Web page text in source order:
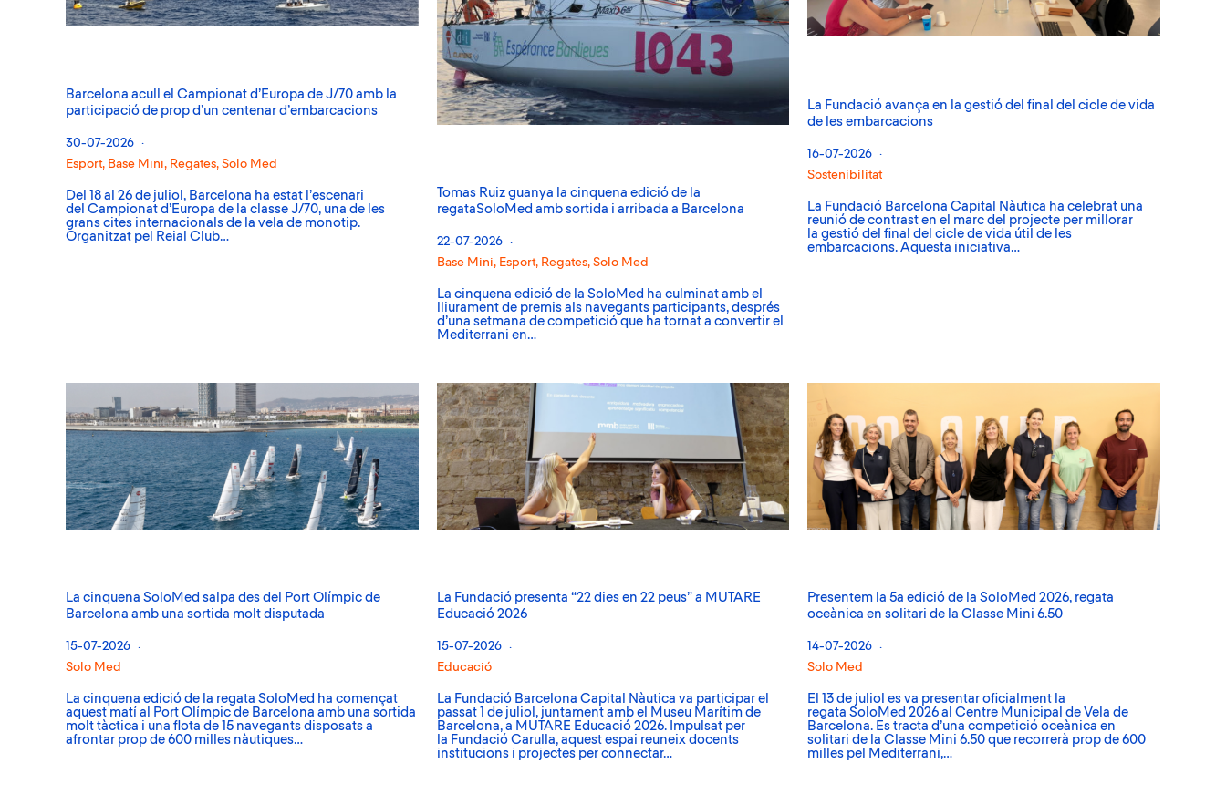
Barcelona acull el Campionat d’Europa de J/70 amb la
participació de prop d’un centenar d’embarcacions
30-07-2026
Esport, Base Mini, Regates, Solo Med
Del 18 al 26 de juliol, Barcelona ha estat l’escenari
del Campionat d’Europa de la classe J/70, una de les
grans cites internacionals de la vela de monotip.
Organitzat pel Reial Club…
Tomas Ruiz guanya la cinquena edició de la
regataSoloMed amb sortida i arribada a Barcelona
22-07-2026
Base Mini, Esport, Regates, Solo Med
La cinquena edició de la SoloMed ha culminat amb el
lliurament de premis als navegants participants, després
d’una setmana de competició que ha tornat a convertir el
Mediterrani en…
La Fundació avança en la gestió del final del cicle de vida
de les embarcacions
16-07-2026
Sostenibilitat
La Fundació Barcelona Capital Nàutica ha celebrat una
reunió de contrast en el marc del projecte per millorar
la gestió del final del cicle de vida útil de les
embarcacions. Aquesta iniciativa…
La cinquena SoloMed salpa des del Port Olímpic de
Barcelona amb una sortida molt disputada
15-07-2026
Solo Med
La cinquena edició de la regata SoloMed ha començat
aquest matí al Port Olímpic de Barcelona amb una sortida
molt tàctica i una flota de 15 navegants disposats a
afrontar prop de 600 milles nàutiques…
La Fundació presenta “22 dies en 22 peus” a MUTARE
Educació 2026
15-07-2026
Educació
La Fundació Barcelona Capital Nàutica va participar el
passat 1 de juliol, juntament amb el Museu Marítim de
Barcelona, a MUTARE Educació 2026. Impulsat per
la Fundació Carulla, aquest espai reuneix docents
institucions i projectes per connectar…
Presentem la 5a edició de la SoloMed 2026, regata
oceànica en solitari de la Classe Mini 6.50
14-07-2026
Solo Med
El 13 de juliol es va presentar oficialment la
regata SoloMed 2026 al Centre Municipal de Vela de
Barcelona. Es tracta d’una competició oceànica en
solitari de la Classe Mini 6.50 que recorrerà prop de 600
milles pel Mediterrani,…